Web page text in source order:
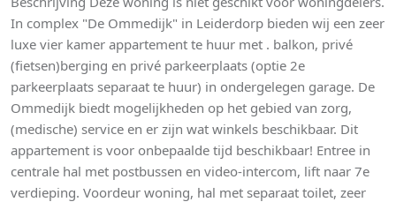
In complex "De Ommedijk" in Leiderdorp bieden wij een zeer
luxe vier kamer appartement te huur met . balkon, privé
(fietsen)berging en privé parkeerplaats (optie 2e
parkeerplaats separaat te huur) in ondergelegen garage. De
Ommedijk biedt mogelijkheden op het gebied van zorg,
(medische) service en er zijn wat winkels beschikbaar. Dit
appartement is voor onbepaalde tijd beschikbaar! Entree in
centrale hal met postbussen en video-intercom, lift naar 7e
verdieping. Voordeur woning, hal met separaat toilet, zeer